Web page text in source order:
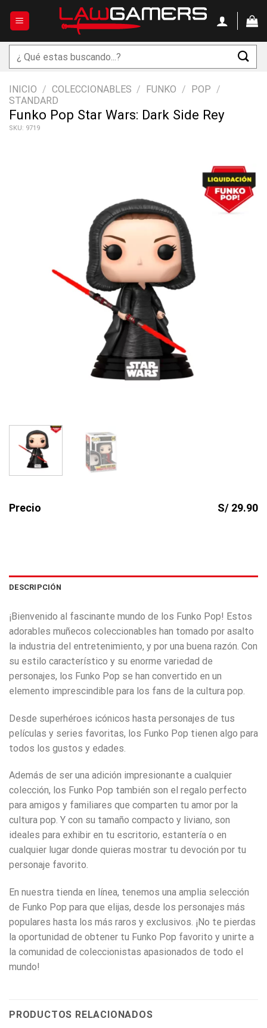
Buscar
por:
INICIO / COLECCIONABLES / FUNKO / POP /
STANDARD
Funko Pop Star Wars: Dark Side Rey
SKU: 9719
Precio S/ 29.90
DESCRIPCIÓN
¡Bienvenido al fascinante mundo de los Funko Pop! Estos
adorables muñecos coleccionables han tomado por asalto
la industria del entretenimiento, y por una buena razón. Con
su estilo característico y su enorme variedad de
personajes, los Funko Pop se han convertido en un
elemento imprescindible para los fans de la cultura pop.
Desde superhéroes icónicos hasta personajes de tus
películas y series favoritas, los Funko Pop tienen algo para
todos los gustos y edades.
Además de ser una adición impresionante a cualquier
colección, los Funko Pop también son el regalo perfecto
para amigos y familiares que comparten tu amor por la
cultura pop. Y con su tamaño compacto y liviano, son
ideales para exhibir en tu escritorio, estantería o en
cualquier lugar donde quieras mostrar tu devoción por tu
personaje favorito.
En nuestra tienda en línea, tenemos una amplia selección
de Funko Pop para que elijas, desde los personajes más
populares hasta los más raros y exclusivos. ¡No te pierdas
la oportunidad de obtener tu Funko Pop favorito y unirte a
la comunidad de coleccionistas apasionados de todo el
mundo!
PRODUCTOS RELACIONADOS